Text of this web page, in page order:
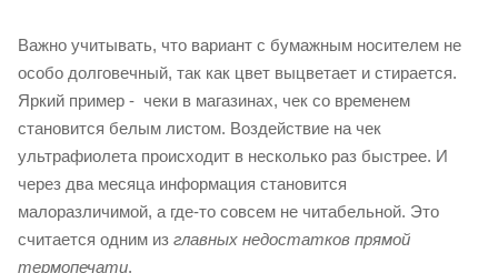
Важно учитывать, что вариант с бумажным носителем не
особо долговечный, так как цвет выцветает и стирается.
Яркий пример - чеки в магазинах, чек со временем
становится белым листом. Воздействие на чек
ультрафиолета происходит в несколько раз быстрее. И
через два месяца информация становится
малоразличимой, а где-то совсем не читабельной. Это
считается одним из главных недостатков прямой
термопечати.